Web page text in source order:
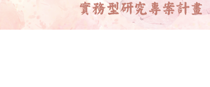
雲老師獲國科會核定115年度技專校院與私立